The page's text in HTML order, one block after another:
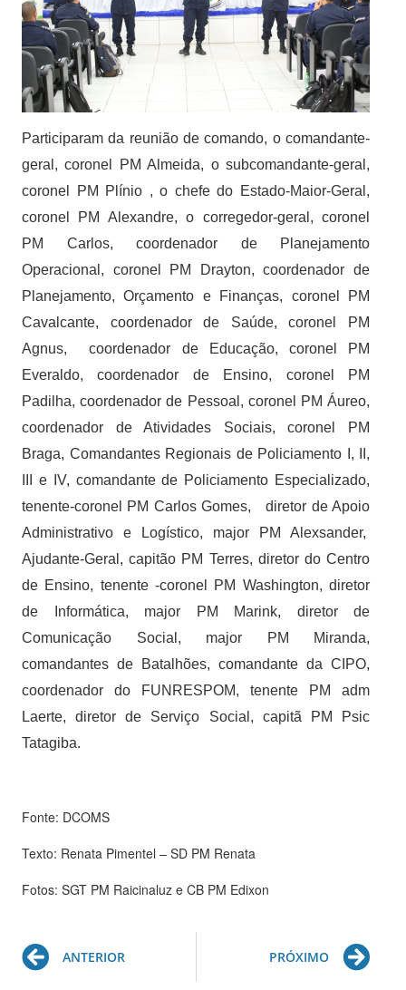
Participaram da reunião de comando, o comandante-
geral, coronel PM Almeida, o subcomandante-geral,
coronel PM Plínio , o chefe do Estado-Maior-Geral,
coronel PM Alexandre, o corregedor-geral, coronel
PM Carlos, coordenador de Planejamento
Operacional, coronel PM Drayton, coordenador de
Planejamento, Orçamento e Finanças, coronel PM
Cavalcante, coordenador de Saúde, coronel PM
Agnus, coordenador de Educação, coronel PM
Everaldo, coordenador de Ensino, coronel PM
Padilha, coordenador de Pessoal, coronel PM Áureo,
coordenador de Atividades Sociais, coronel PM
Braga, Comandantes Regionais de Policiamento I, II,
III e IV, comandante de Policiamento Especializado,
tenente-coronel PM Carlos Gomes, diretor de Apoio
Administrativo e Logístico, major PM Alexsander,
Ajudante-Geral, capitão PM Terres, diretor do Centro
de Ensino, tenente -coronel PM Washington, diretor
de Informática, major PM Marink, diretor de
Comunicação Social, major PM Miranda,
comandantes de Batalhões, comandante da CIPO,
coordenador do FUNRESPOM, tenente PM adm
Laerte, diretor de Serviço Social, capitã PM Psic
Tatagiba.
Fonte: DCOMS
Texto: Renata Pimentel – SD PM Renata
Fotos: SGT PM Raicinaluz e CB PM Edixon
Prev
ANTERIOR PRÓXIMO